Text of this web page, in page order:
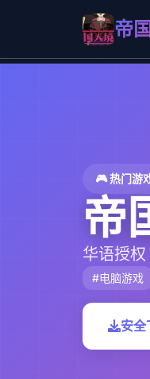
帝
🎮 热门游
帝
华语授权
#电脑游戏
安全